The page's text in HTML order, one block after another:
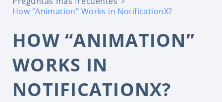
How “Animation” Works in NotificationX?
HOW “ANIMATION”
WORKS IN
NOTIFICATIONX?